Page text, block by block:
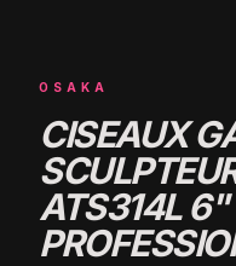
OSAKA
CISEAUX
ATS314L 6"